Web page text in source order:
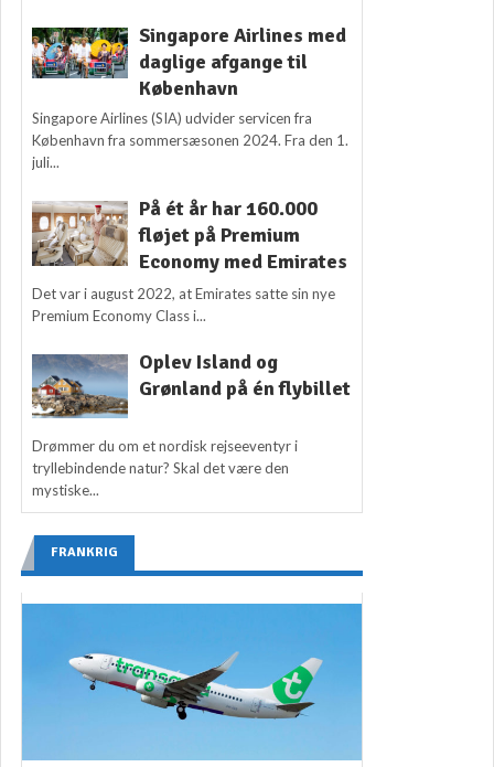
Singapore Airlines med
daglige afgange til
København
Singapore Airlines (SIA) udvider servicen fra
København fra sommersæsonen 2024. Fra den 1.
juli...
På ét år har 160.000
fløjet på Premium
Economy med Emirates
Det var i august 2022, at Emirates satte sin nye
Premium Economy Class i...
Oplev Island og
Grønland på én flybillet
Drømmer du om et nordisk rejseeventyr i
tryllebindende natur? Skal det være den
mystiske...
FRANKRIG